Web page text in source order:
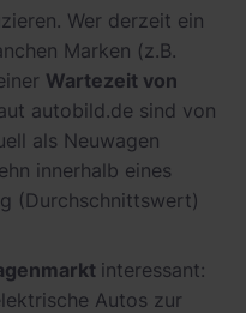
Wer derzeit ein
Marken (z.B.
Wartezeit von
autobild.de sind von
als Neuwagen
innerhalb eines
(Durchschnittswert)
interessant:
Autos zur